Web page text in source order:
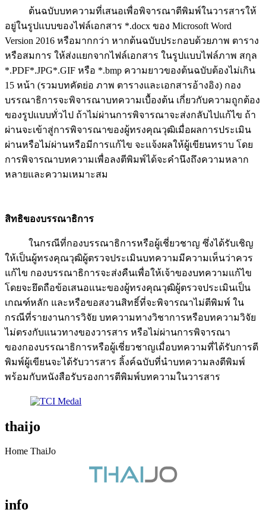
ต้นฉบับบทความที่เสนอเพื่อพิจารณาตีพิมพ์ในวารสารให้
อยู่ในรูปแบบของไฟล์เอกสาร *.docx ของ Microsoft Word
Version 2016 หรือมากกว่า หากต้นฉบับประกอบด้วยภาพ ตาราง
หรือสมการ ให้ส่งแยกจากไฟล์เอกสาร ในรูปแบบไฟล์ภาพ สกุล
*.PDF*.JPG*.GIF หรือ *.bmp ความยาวของต้นฉบับต้องไม่เกิน
15 หน้า (รวมบทคัดย่อ ภาพ ตารางและเอกสารอ้างอิง) กอง
บรรณาธิการจะพิจารณาบทความเบื้องต้น เกี่ยวกับความถูกต้อง
ของรูปแบบทั่วไป ถ้าไม่ผ่านการพิจารณาจะส่งกลับไปแก้ไข ถ้า
ผ่านจะเข้าสู่การพิจารณาของผู้ทรงคุณวุฒิเมื่อผลการประเมิน
ผ่านหรือไม่ผ่านหรือมีการแก้ไข จะแจ้งผลให้ผู้เขียนทราบ โดย
การพิจารณาบทความเพื่อลงตีพิมพ์ได้จะคำนึงถึงความหลาก
หลายและความเหมาะสม
สิทธิของบรรณาธิการ
ในกรณีที่กองบรรณาธิการหรือผู้เชี่ยวชาญ ซึ่งได้รับเชิญ
ให้เป็นผู้ทรงคุณวุฒิผู้ตรวจประเมินบทความมีความเห็นว่าควร
แก้ไข กองบรรณาธิการจะส่งคืนเพื่อให้เจ้าของบทความแก้ไข
โดยจะยึดถือข้อเสนอแนะของผู้ทรงคุณวุฒิผู้ตรวจประเมินเป็น
เกณฑ์หลัก และหรือขอสงวนสิทธิ์ที่จะพิจารณาไม่ตีพิมพ์ ใน
กรณีที่รายงานการวิจัย บทความทางวิชาการหรือบทความวิจัย
ไม่ตรงกับแนวทางของวารสาร หรือไม่ผ่านการพิจารณา
ของกองบรรณาธิการหรือผู้เชี่ยวชาญเมื่อบทความที่ได้รับการตี
พิมพ์ผู้เขียนจะได้รับวารสาร ลิ้งค์ฉบับที่นำบทความลงตีพิมพ์
พร้อมกับหนังสือรับรองการตีพิมพ์บทความในวารสาร
thaijo
Home ThaiJo
info